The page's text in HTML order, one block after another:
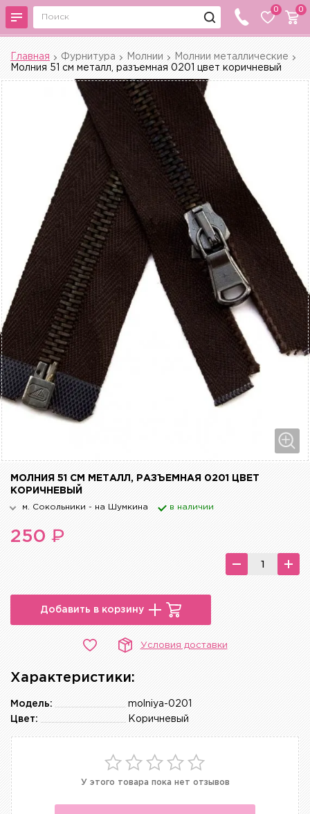
0 0
Главная Фурнитура Молнии
Молнии металлические
Молния 51 см металл, разъемная 0201 цвет коричневый
МОЛНИЯ 51 СМ МЕТАЛЛ, РАЗЪЕМНАЯ 0201 ЦВЕТ
КОРИЧНЕВЫЙ
м. Сокольники - на Шумкина в наличии
250 ₽
Добавить в корзину
Условия доставки
Характеристики:
molniya-0201
Модель:
Коричневый
Цвет:
У этого товара пока нет отзывов